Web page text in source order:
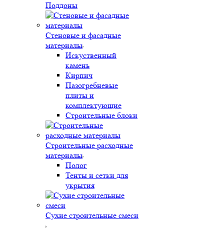
Поддоны
Стеновые и фасадные
материалы
Искуственный
камень
Кирпич
Пазогребневые
плиты и
комплектующие
Строительные блоки
Строительные расходные
материалы
Полог
Тенты и сетки для
укрытия
Сухие строительные смеси